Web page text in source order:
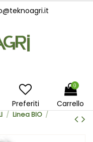
Preferiti
0
Carrello
Linea BIO